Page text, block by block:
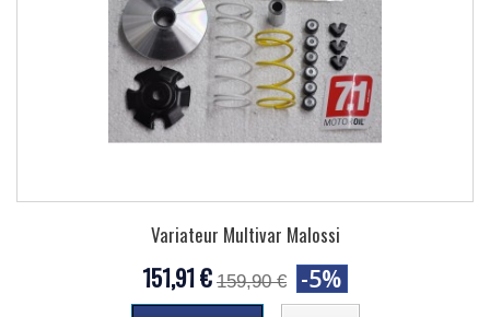
Variateur Multivar Malossi
151,91 € 159,90 € -5%